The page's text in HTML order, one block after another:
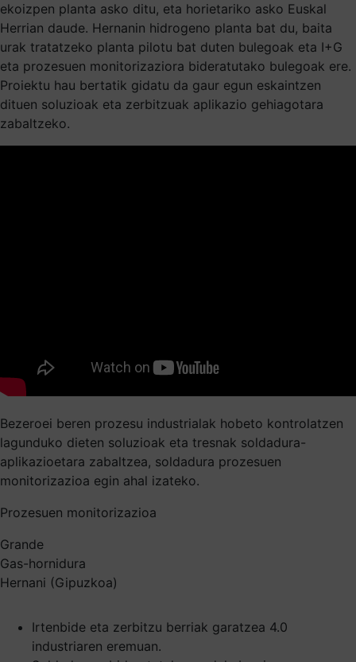
ekoizpen planta asko ditu, eta horietariko asko Euskal
Herrian daude. Hernanin hidrogeno planta bat du, baita
urak tratatzeko planta pilotu bat duten bulegoak eta I+G
eta prozesuen monitorizaziora bideratutako bulegoak ere.
Proiektu hau bertatik gidatu da gaur egun eskaintzen
dituen soluzioak eta zerbitzuak aplikazio gehiagotara
zabaltzeko.
Bezeroei beren prozesu industrialak hobeto kontrolatzen
lagunduko dieten soluzioak eta tresnak soldadura-
aplikazioetara zabaltzea, soldadura prozesuen
monitorizazioa egin ahal izateko.
Prozesuen monitorizazioa
Grande
Gas-hornidura
Hernani (Gipuzkoa)
Irtenbide eta zerbitzu berriak garatzea 4.0
industriaren eremuan.